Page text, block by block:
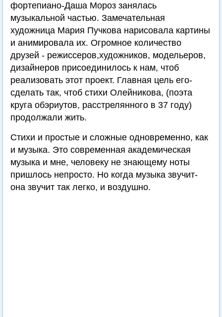
фортепиано-Даша Мороз занялась
музыкальной частью. Замечательная
художница Мария Пучкова нарисовала картины
и анимировала их. Огромное количество
друзей - режиссеров,художников, модельеров,
дизайнеров присоединилось к нам, чтоб
реализовать этот проект. Главная цель его-
сделать так, чтоб стихи Олейникова, (поэта
круга обэриутов, расстрелянного в 37 году)
продолжали жить.
Стихи и простые и сложные одновременно, как
и музыка. Это современная академическая
музыка и мне, человеку не знающему ноты
пришлось непросто. Но когда музыка звучит-
она звучит так легко, и воздушно.